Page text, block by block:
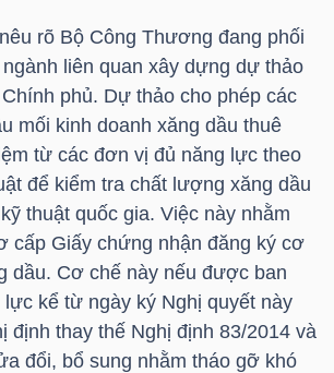
rõ Bộ Công Thương đang phối
liên quan xây dựng dự thảo
phủ. Dự thảo cho phép các
mối kinh doanh xăng dầu thuê
từ các đơn vị đủ năng lực theo
để kiểm tra chất lượng xăng dầu
thuật quốc gia. Việc này nhằm
cấp Giấy chứng nhận đăng ký cơ
dầu. Cơ chế này nếu được ban
lực kể từ ngày ký Nghị quyết này
định thay thế Nghị định 83/2014 và
đổi, bổ sung nhằm tháo gỡ khó